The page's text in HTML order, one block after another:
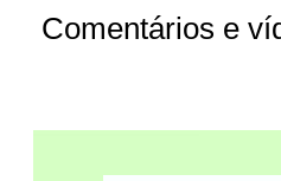
Comentários e